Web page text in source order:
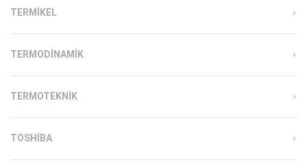
TERMIKEL
TERMODINAMIK
TERMOTEKNIK
TOSHIBA